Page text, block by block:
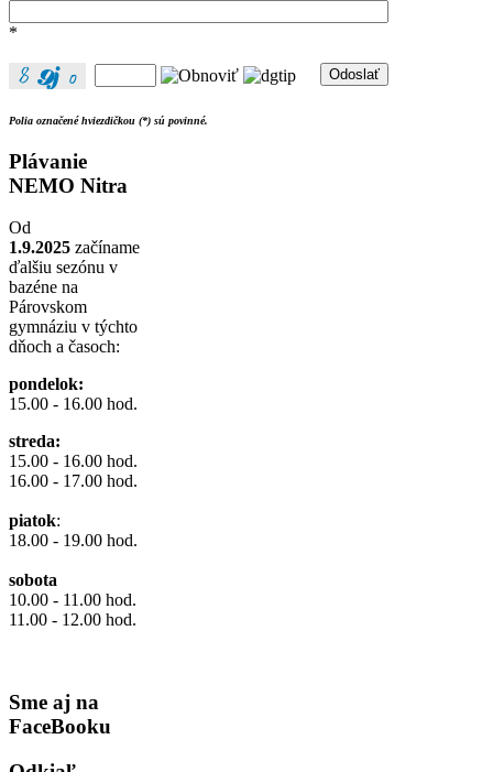
*
Odoslať
Polia označené hviezdičkou (*) sú povinné.
Plávanie
NEMO Nitra
Od
1.9.2025 začíname
ďalšiu sezónu v
bazéne na
Párovskom
gymnáziu v týchto
dňoch a časoch:
pondelok:
15.00 - 16.00 hod.
streda:
15.00 - 16.00 hod.
16.00 - 17.00 hod.
piatok:
18.00 - 19.00 hod.
sobota
10.00 - 11.00 hod.
11.00 - 12.00 hod.
Sme aj na
FaceBooku